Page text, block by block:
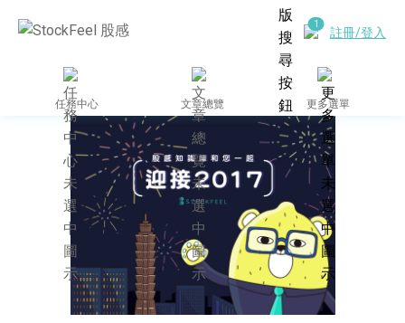
註冊/登入
任務中心 文章總覽 更多選單